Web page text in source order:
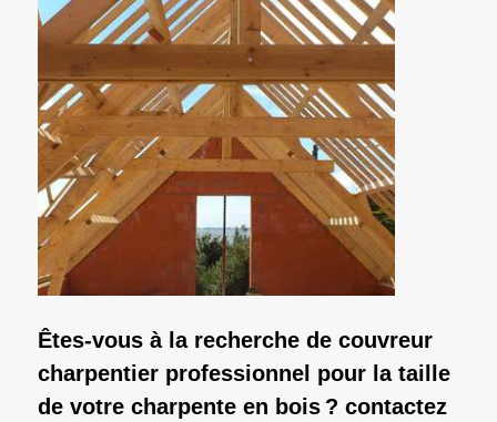
Êtes-vous à la recherche de couvreur
charpentier professionnel pour la taille
de votre charpente en bois ? contactez